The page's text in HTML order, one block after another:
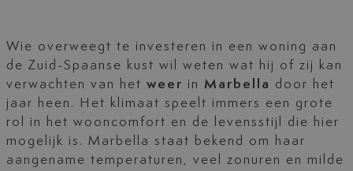
Wie overweegt te investeren in een woning aan
de Zuid-Spaanse kust wil weten wat hij of zij kan
verwachten van het weer in Marbella door het
jaar heen. Het klimaat speelt immers een grote
rol in het wooncomfort en de levensstijl die hier
mogelijk is. Marbella staat bekend om haar
aangename temperaturen, veel zonuren en milde